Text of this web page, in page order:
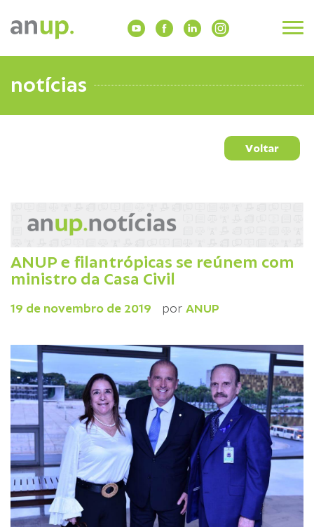
notícias
Voltar
ANUP e filantrópicas se reúnem com
ministro da Casa Civil
19 de novembro de 2019 por ANUP